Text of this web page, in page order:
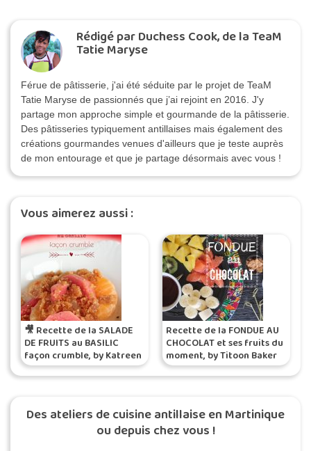
Rédigé par Duchess Cook, de la TeaM
Tatie Maryse
Férue de pâtisserie, j'ai été séduite par le projet de TeaM
Tatie Maryse de passionnés que j’ai rejoint en 2016. J'y
partage mon approche simple et gourmande de la pâtisserie.
Des pâtisseries typiquement antillaises mais également des
créations gourmandes venues d'ailleurs que je teste auprès
de mon entourage et que je partage désormais avec vous !
Vous aimerez aussi :
🎥 Recette de la SALADE
DE FRUITS au BASILIC
façon crumble, by Katreen
Recette de la FONDUE AU
CHOCOLAT et ses fruits du
moment, by Titoon Baker
Des ateliers de cuisine antillaise en Martinique
ou depuis chez vous !